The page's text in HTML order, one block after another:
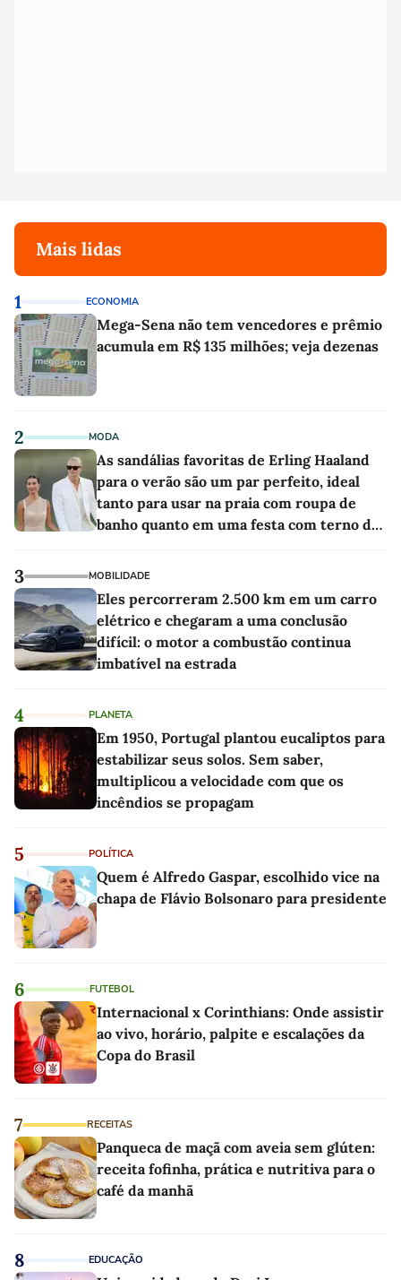
Mais lidas
1 ECONOMIA
Mega-Sena não tem vencedores e prêmio
acumula em R$ 135 milhões; veja dezenas
2 MODA
As sandálias favoritas de Erling Haaland
para o verão são um par perfeito, ideal
tanto para usar na praia com roupa de
banho quanto em uma festa com terno de
3 MOBILIDADE
Eles percorreram 2.500 km em um carro
elétrico e chegaram a uma conclusão
difícil: o motor a combustão continua
imbatível na estrada
4 PLANETA
Em 1950, Portugal plantou eucaliptos para
estabilizar seus solos. Sem saber,
multiplicou a velocidade com que os
incêndios se propagam
5 POLÍTICA
Quem é Alfredo Gaspar, escolhido vice na
chapa de Flávio Bolsonaro para presidente
6 FUTEBOL
Internacional x Corinthians: Onde assistir
ao vivo, horário, palpite e escalações da
Copa do Brasil
7 RECEITAS
Panqueca de maçã com aveia sem glúten:
receita fofinha, prática e nutritiva para o
café da manhã
8 EDUCAÇÃO